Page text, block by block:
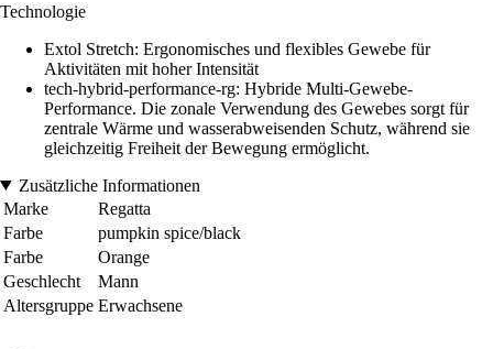
Technologie
Extol Stretch: Ergonomisches und flexibles Gewebe für
Aktivitäten mit hoher Intensität
tech-hybrid-performance-rg: Hybride Multi-Gewebe-
Performance. Die zonale Verwendung des Gewebes sorgt für
zentrale Wärme und wasserabweisenden Schutz, während sie
gleichzeitig Freiheit der Bewegung ermöglicht.
Zusätzliche Informationen
Marke
Regatta
Farbe
pumpkin spice/black
Farbe
Orange
Geschlecht
Mann
Altersgruppe Erwachsene